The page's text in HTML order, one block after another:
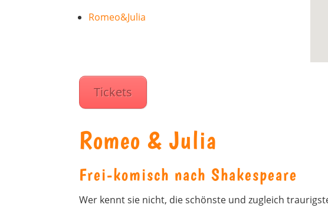
Romeo&Julia
Tickets
Romeo & Julia
Frei-komisch nach Shakespeare
Wer kennt sie nicht, die schönste und zugleich